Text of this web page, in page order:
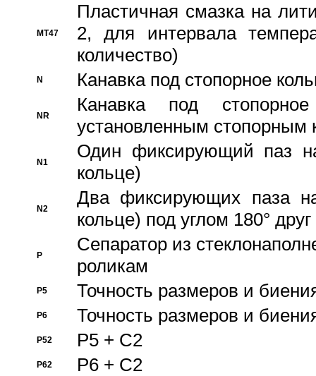
MT47
Пластичная смазка на
2, для интервала
количество)
N Канавка под стопорное
NR
Канавка под
установленным стопорным
N1
Один фиксирующий паз
кольце)
N2
Два фиксирующих паза
кольце) под углом 180° друг
P
Cепаратор из
роликам
P5 Точность размеров и
P6 Точность размеров и
P52 P5 + C2
P62 P6 + C2